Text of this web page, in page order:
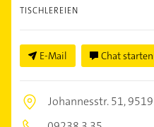
TISCHLEREIEN
E-Mail Chat starten
Johannesstr. 51,